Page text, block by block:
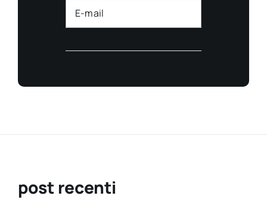
post recenti